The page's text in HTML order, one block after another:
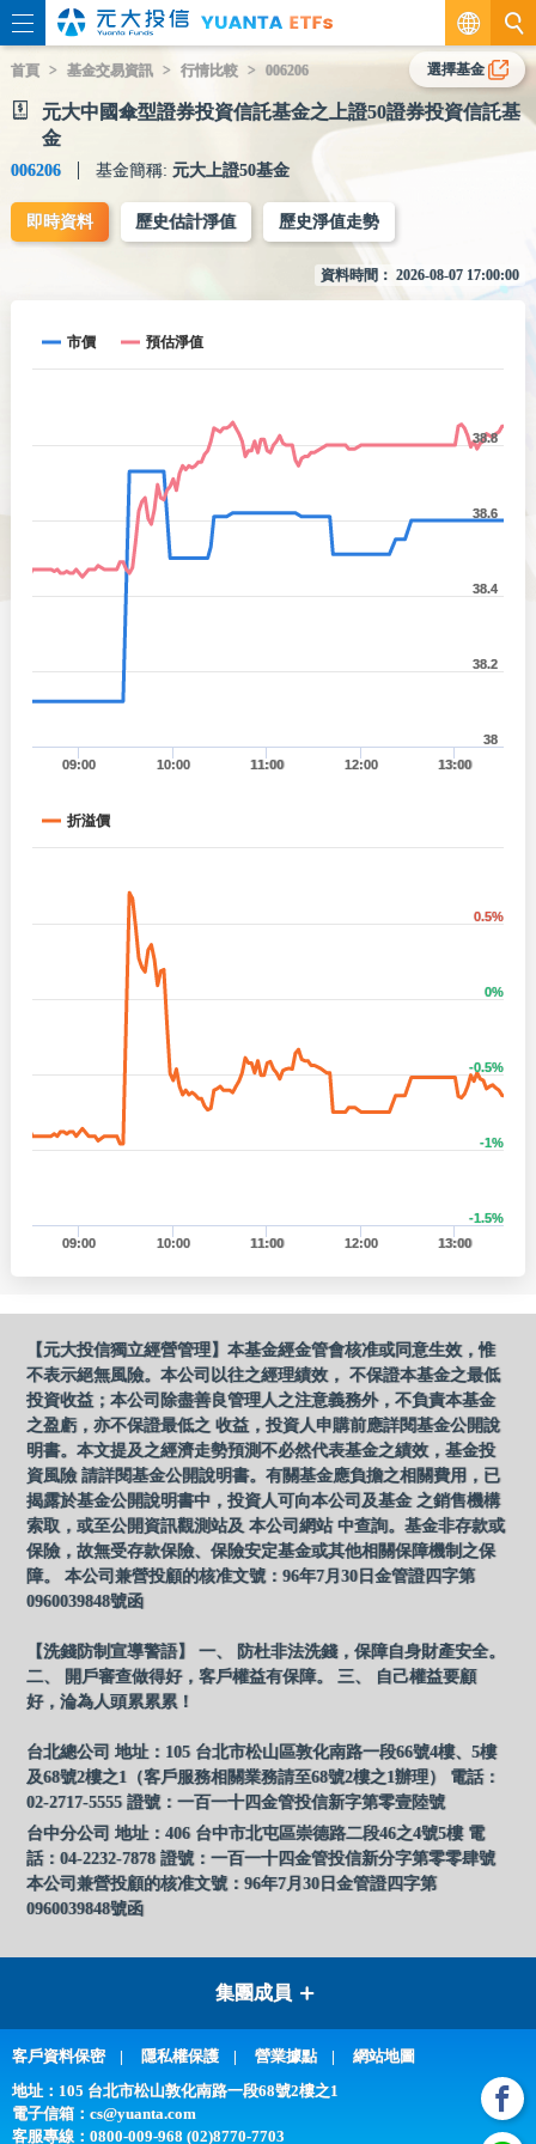
繁
EN
首頁 基金交易資訊 行情比較 006206
元大中國傘型證券投資信託基金之上證50證券投資信託基
金
006206 基金簡稱: 元大上證50基金
選擇基金
即時資料 歷史估計淨值 歷史淨值走勢
資料時間：2026-08-07 17:00:00
市價 預估淨值
09:00 10:00 11:00 12:00 13:00
38
38.2
38.4
38.6
38.8
折溢價
09:00 10:00 11:00 12:00 13:00
-1.5%
-1%
-0.5%
0%
0.5%
【元大投信獨立經營管理】本基金經金管會核准或同意生效，惟
不表示絕無風險。本公司以往之經理績效， 不保證本基金之最低
投資收益；本公司除盡善良管理人之注意義務外，不負責本基金
之盈虧，亦不保證最低之 收益，投資人申購前應詳閱基金公開說
明書。本文提及之經濟走勢預測不必然代表基金之績效，基金投
資風險 請詳閱基金公開說明書。有關基金應負擔之相關費用，已
揭露於基金公開說明書中，投資人可向本公司及基金 之銷售機構
索取，或至公開資訊觀測站及 本公司網站 中查詢。基金非存款或
保險，故無受存款保險、保險安定基金或其他相關保障機制之保
障。 本公司兼營投顧的核准文號：96年7月30日金管證四字第
0960039848號函
【洗錢防制宣導警語】 一、 防杜非法洗錢，保障自身財產安全。
二、 開戶審查做得好，客戶權益有保障。 三、 自己權益要顧
好，淪為人頭累累累！
台北總公司 地址：105 台北市松山區敦化南路一段66號4樓、5樓
及68號2樓之1（客戶服務相關業務請至68號2樓之1辦理） 電話：
02-2717-5555 證號：一百一十四金管投信新字第零壹陸號
台中分公司 地址：406 台中市北屯區崇德路二段46之4號5樓 電
話：04-2232-7878 證號：一百一十四金管投信新分字第零零肆號
本公司兼營投顧的核准文號：96年7月30日金管證四字第
0960039848號函
集團成員
客戶資料保密 隱私權保護 營業據點
網站地圖
地址：105 台北市松山敦化南路一段68號2樓之1
電子信箱： cs@yuanta.com
客服專線： 0800-009-968 (02)8770-7703